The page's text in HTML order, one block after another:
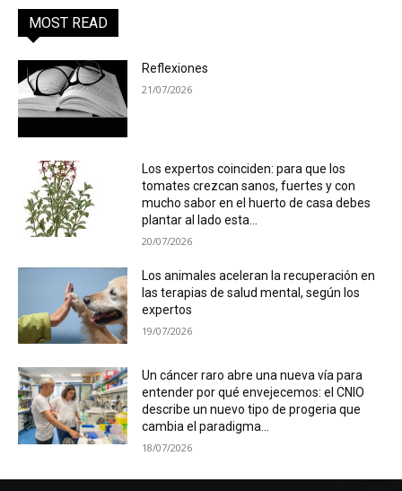
MOST READ
Reflexiones
21/07/2026
Los expertos coinciden: para que los
tomates crezcan sanos, fuertes y con
mucho sabor en el huerto de casa debes
plantar al lado esta...
20/07/2026
Los animales aceleran la recuperación en
las terapias de salud mental, según los
expertos
19/07/2026
Un cáncer raro abre una nueva vía para
entender por qué envejecemos: el CNIO
describe un nuevo tipo de progeria que
cambia el paradigma...
18/07/2026